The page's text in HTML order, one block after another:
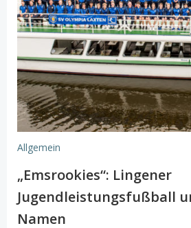
Allgemein
„Emsrookies“: Lingener
Jugendleistungsfußball
Namen